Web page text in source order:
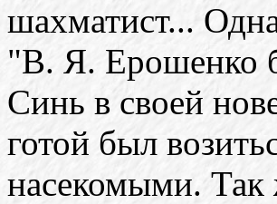
шахматист...
"В. Я. Ерошенко
Синь в своей
готой был
насекомыми. Так